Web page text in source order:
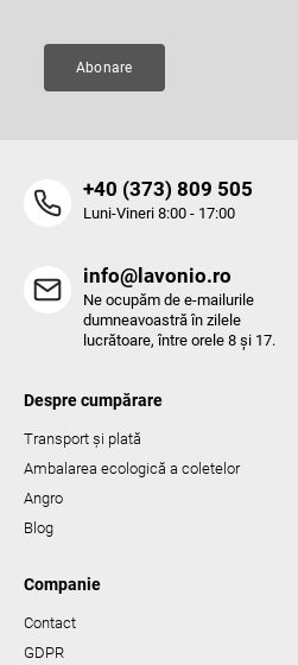
Abonare
‭+40 (373) 809 505‬
Luni-Vineri 8:00 - 17:00
info@lavonio.ro
Ne ocupăm de e-mailurile
dumneavoastră în zilele
lucrătoare, între orele 8 și 17.
Despre cumpărare
Transport și plată
Ambalarea ecologică a coletelor
Angro
Blog
Companie
Contact
GDPR